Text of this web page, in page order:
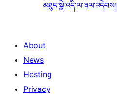
མཐུད་སྣེ་འདི་ལ་ཞལ་འདེབས།
About
News
Hosting
Privacy